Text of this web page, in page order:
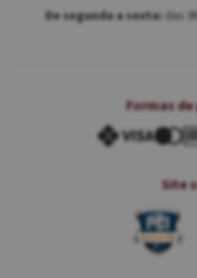
De segunda a sexta: das
Formas
Site